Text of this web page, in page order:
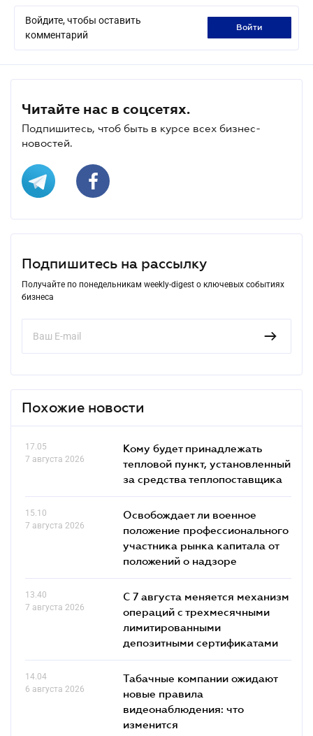
Войдите, чтобы оставить
комментарий
войти
Читайте нас в соцсетях.
Подпишитесь, чтоб быть в курсе всех бизнес-
новостей.
Подпишитесь на рассылку
Получайте по понедельникам weekly-digest о ключевых событиях
бизнеса
Похожие новости
17.05
7 августа 2026
Кому будет принадлежать
тепловой пункт, установленный
за средства теплопоставщика
15.10
7 августа 2026
Освобождает ли военное
положение профессионального
участника рынка капитала от
положений о надзоре
13.40
7 августа 2026
С 7 августа меняется механизм
операций с трехмесячными
лимитированными
депозитными сертификатами
14.04
6 августа 2026
Табачные компании ожидают
новые правила
видеонаблюдения: что
изменится